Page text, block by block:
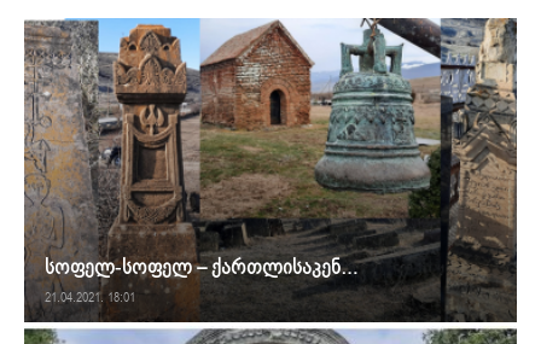
სოფელ-სოფელ – ქართლისაკენ…
21.04.2021. 18:01